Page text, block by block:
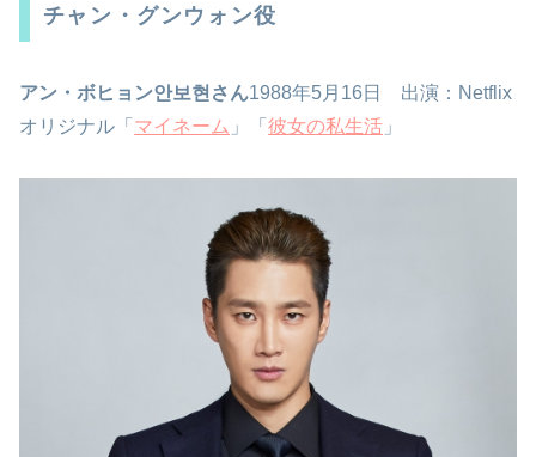
チャン・グンウォン役
アン・ボヒョン안보현さん1988年5月16日 出演：Netflix
オリジナル「 マイネーム 」「 彼女の私生活 」